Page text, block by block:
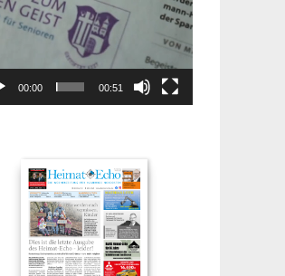
00:00 00:51